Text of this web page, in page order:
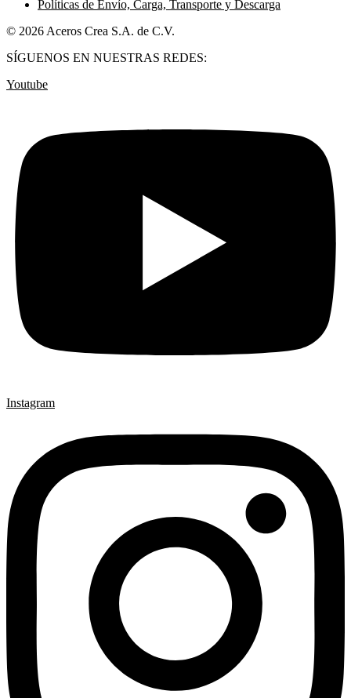
Políticas de Envío, Carga, Transporte y Descarga
© 2026 Aceros Crea S.A. de C.V.
SÍGUENOS EN NUESTRAS REDES:
Youtube
Instagram